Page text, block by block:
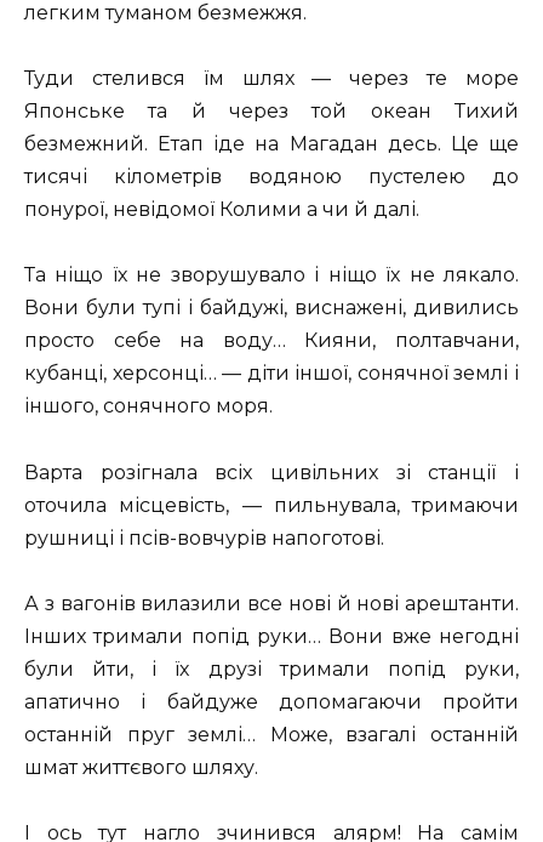
легким туманом безмежжя.
Туди стелився їм шлях — через те море
Японське та й через той океан Тихий
безмежний. Етап іде на Магадан десь. Це ще
тисячі кілометрів водяною пустелею до
понурої, невідомої Колими а чи й далі.
Та ніщо їх не зворушувало і ніщо їх не лякало.
Вони були тупі і байдужі, виснажені, дивились
просто себе на воду… Кияни, полтавчани,
кубанці, херсонці… — діти іншої, сонячної землі і
іншого, сонячного моря.
Варта розігнала всіх цивільних зі станції і
оточила місцевість, — пильнувала, тримаючи
рушниці і псів-вовчурів напоготові.
А з вагонів вилазили все нові й нові арештанти.
Інших тримали попід руки… Вони вже негодні
були йти, і їх друзі тримали попід руки,
апатично і байдуже допомагаючи пройти
останній пруг землі… Може, взагалі останній
шмат життєвого шляху.
І ось тут нагло зчинився алярм! На самім